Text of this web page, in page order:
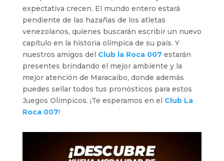
expectativa crecen. El mundo entero estará
pendiente de las hazañas de los atletas
venezolanos, quienes buscarán escribir un nuevo
capítulo en la historia olímpica de su país. Y
nuestros amigos del Club la Roca 007 estarán
presentes brindando el mejor ambiente y la
mejor atención de Maracaibo, donde además
puedes sellar todos tus pronósticos para estos
Juegos Olímpicos. ¡Te esperamos en el Club La
Roca 007!